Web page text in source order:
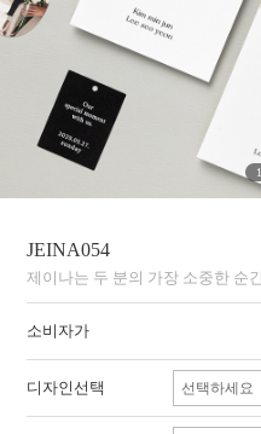
1
JEINA054
제이나는 두 분의 가장 소중한 순
소비자가
디자인선택 선택하세요